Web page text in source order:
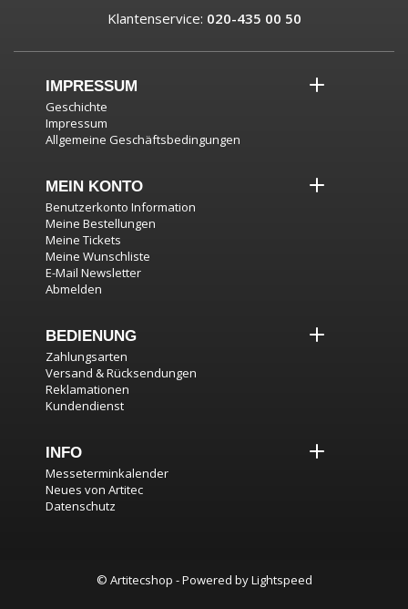
Klantenservice: 020-435 00 50
IMPRESSUM
Geschichte
Impressum
Allgemeine Geschäftsbedingungen
MEIN KONTO
Benutzerkonto Information
Meine Bestellungen
Meine Tickets
Meine Wunschliste
E-Mail Newsletter
Abmelden
BEDIENUNG
Zahlungsarten
Versand & Rücksendungen
Reklamationen
Kundendienst
INFO
Messeterminkalender
Neues von Artitec
Datenschutz
© Artitecshop - Powered byLightspeed